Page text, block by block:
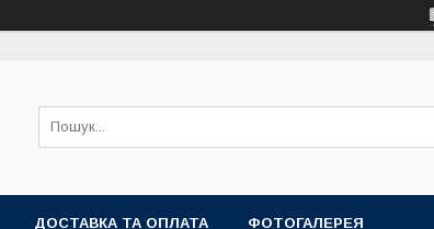
ДОСТАВКА ТА ОПЛАТА ФОТОГАЛЕРЕЯ